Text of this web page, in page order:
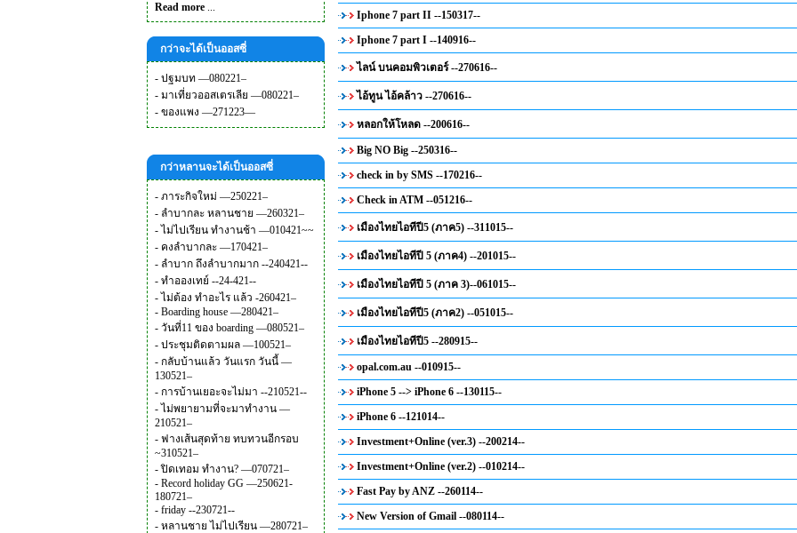
Read more ...
กว่าจะได้เป็นออสซี่
- ปฐมบท —080221–
- มาเที่ยวออสเตรเลีย —080221–
- ของแพง —271223—
กว่าหลานจะได้เป็นออสซี่
- ภาระกิจใหม่ —250221–
- ลำบากละ หลานชาย —260321–
- ไม่ไปเรียน ทำงานช้า —010421~~
- คงลำบากละ —170421–
- ลำบาก ถึงลำบากมาก --240421--
- ทำอองเทย์ --24-421--
- ไม่ต้อง ทำอะไร แล้ว -260421–
- Boarding house —280421–
- วันที่11 ของ boarding —080521–
- ประชุมติดตามผล —100521–
- กลับบ้านแล้ว วันแรก วันนี้ —
130521–
- การบ้านเยอะจะไม่มา --210521--
- ไม่พยายามที่จะมาทำงาน —
210521–
- ฟางเส้นสุดท้าย ทบทวนอีกรอบ
~310521–
-ปิดเทอม ทำงาน? —070721–
- Record holiday GG —250621-
180721–
- friday --230721--
- หลานชาย ไม่ไปเรียน —280721–
Iphone 7 part II --150317--
Iphone 7 part I --140916--
ไลน์ บนคอมพิวเตอร์ --270616--
ไอ้ทูน ไอ้คล้าว --270616--
หลอกให้โหลด --200616--
Big NO Big --250316--
check in by SMS --170216--
Check in ATM --051216--
เมืองไทยไอทีปี5 (ภาค5) --311015--
เมืองไทยไอทีปี 5 (ภาค4) --201015--
เมืองไทยไอทีปี 5 (ภาค 3)--061015--
เมืองไทยไอทีปี5 (ภาค2) --051015--
เมืองไทยไอทีปี5 --280915--
opal.com.au --010915--
iPhone 5 --> iPhone 6 --130115--
iPhone 6 --121014--
Investment+Online (ver.3) --200214--
Investment+Online (ver.2) --010214--
Fast Pay by ANZ --260114--
New Version of Gmail --080114--